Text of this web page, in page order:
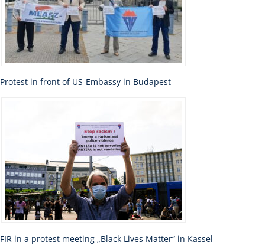
Protest in front of US-Embassy in Budapest
FIR in a protest meeting „Black Lives Matter“ in Kassel